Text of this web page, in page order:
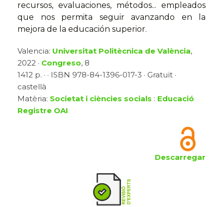
recursos, evaluaciones, métodos... empleados
que nos permita seguir avanzando en la
mejora de la educación superior.
Valencia: Universitat Politècnica de València,
2022 · Congreso, 8
1412 p. · · ISBN 978-84-1396-017-3 · Gratuït ·
castellà
Matèria: Societat i ciències socials : Educació
Registre OAI
Descarregar